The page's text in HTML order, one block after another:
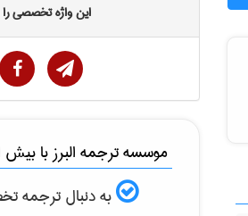
این واژه تخصصی را
موسسه ترجمه البرز با بیش
به دنبال ترجمه